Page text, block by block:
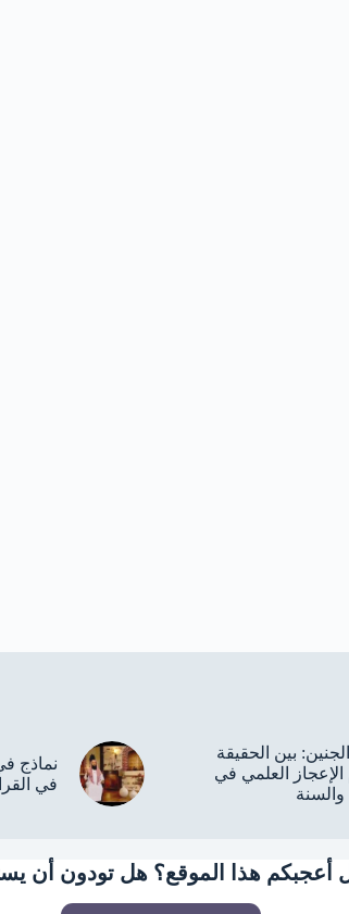
بين الحقيقة
الإعجاز العلمي في
والسنة
نماذج
في
أعجبكم هذا الموقع؟ هل تودون أن